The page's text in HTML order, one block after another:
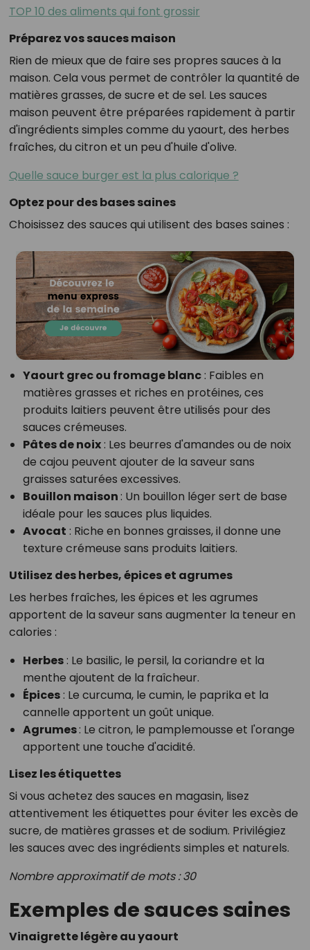
TOP 10 des aliments qui font grossir
Préparez vos sauces maison
Rien de mieux que de faire ses propres sauces à la
maison. Cela vous permet de contrôler la quantité de
matières grasses, de sucre et de sel. Les sauces
maison peuvent être préparées rapidement à partir
d'ingrédients simples comme du yaourt, des herbes
fraîches, du citron et un peu d'huile d'olive.
Quelle sauce burger est la plus calorique ?
Optez pour des bases saines
Choisissez des sauces qui utilisent des bases saines :
Yaourt grec ou fromage blanc: Faibles en
matières grasses et riches en protéines, ces
produits laitiers peuvent être utilisés pour des
sauces crémeuses.
Pâtes de noix: Les beurres d'amandes ou de noix
de cajou peuvent ajouter de la saveur sans
graisses saturées excessives.
Bouillon maison : Un bouillon léger sert de base
idéale pour les sauces plus liquides.
Avocat : Riche en bonnes graisses, il donne une
texture crémeuse sans produits laitiers.
Utilisez des herbes, épices et agrumes
Les herbes fraîches, les épices et les agrumes
apportent de la saveur sans augmenter la teneur en
calories :
Herbes: Le basilic, le persil, la coriandre et la
menthe ajoutent de la fraîcheur.
Épices: Le curcuma, le cumin, le paprika et la
cannelle apportent un goût unique.
Agrumes: Le citron, le pamplemousse et l'orange
apportent une touche d'acidité.
Lisez les étiquettes
Si vous achetez des sauces en magasin, lisez
attentivement les étiquettes pour éviter les excès de
sucre, de matières grasses et de sodium. Privilégiez
les sauces avec des ingrédients simples et naturels.
Nombre approximatif de mots : 30
Exemples de sauces saines
Vinaigrette légère au yaourt